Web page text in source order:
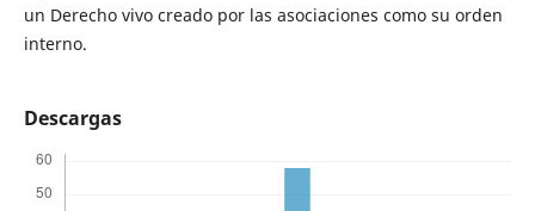
un Derecho vivo creado por las asociaciones como su orden
interno.
Descargas